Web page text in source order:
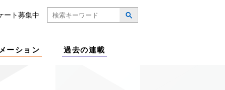
ート募集中
ーション 過去の連載